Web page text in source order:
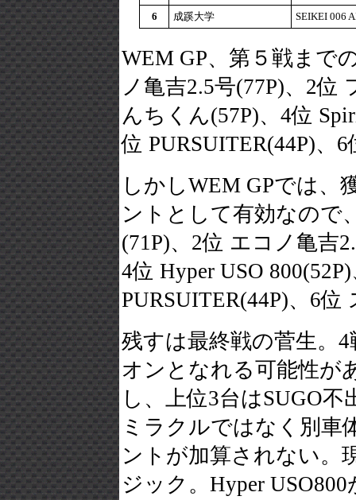
6
成蹊大学 SEIKEI 006
WEM GP、第５戦まで
ノ亀吉2.5号(77P)、2位
んちくん(57P)、4位
位 PURSUITER(44P)、
しかしWEM GPでは、
ントとして有効なので
(71P)、2位 エコノ亀吉
4位 Hyper USO
PURSUITER(44P)、6
残すは最終戦の菅生。
オンとなれる可能性が
し、上位3台はSUGO
ミラクルではなく別車
ントが加算されない。
ジック。Hyper